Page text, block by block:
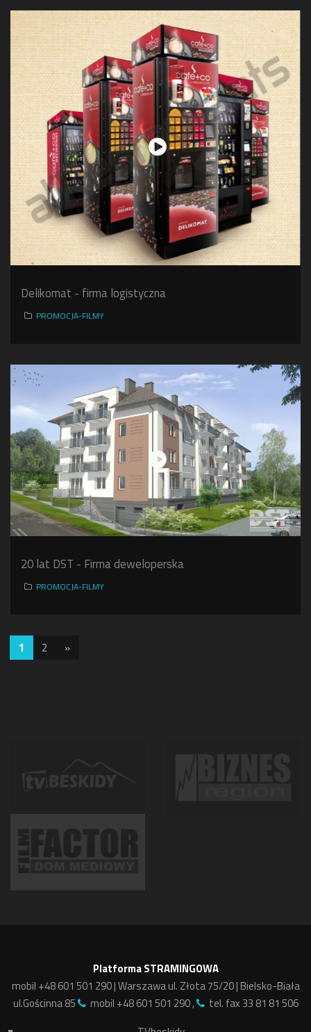
Delikomat - firma logistyczna
PROMOCJA-FILMY
20 lat DST - Firma deweloperska
PROMOCJA-FILMY
1 2 »
Platforma STRAMINGOWA
mobil +48 601 501 290 | Warszawa ul. Złota 75/20 | Bielsko-Biała
ul.Gościnna 85
mobil +48 601 501 290 ,
tel. fax 33 81 81 506